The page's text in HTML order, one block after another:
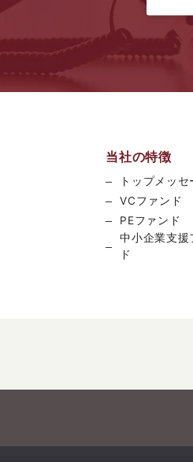
当社の特徴
トップメッセ
VCファンド
PEファンド
中小企業支援
ド